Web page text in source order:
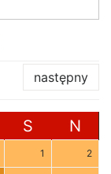
następny
S N
1 2